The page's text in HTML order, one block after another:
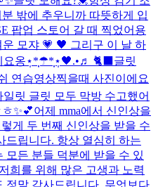
분 밖에 추우니까 따뜻하게 입
팝업 스토어 갈 때 찍었어용
운 모쟈 💗 🖤 그리구 이 날 하
요옹⋆̩*̣̩☂︎*̣̩⋆̩🖤.•♬ 🐈‍⬛ 글릿
연습영상찍을때 사진이에요
일릿 글릿 모두 막방 수고했어
✨💕어제 mma에서 신인상을
게 두 번째 신인상을 받을 수
드립니다. 항상 열심히 하는
모든 분들 덕분에 받을 수 있
희를 위해 많은 고생과 노력
정말 감사드립니다. 무엇보다